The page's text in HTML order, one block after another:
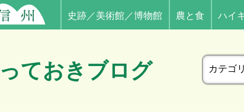
史跡／美術館／博物館 農と食 ハイ
ておきブログ
カ
テ